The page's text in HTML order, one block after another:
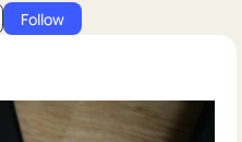
Follow